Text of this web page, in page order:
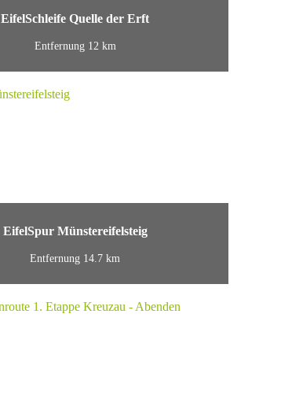
EifelSchleife Quelle der Erft
Entfernung 12 km
EifelSpur Münstereifelsteig
Entfernung 14.7 km